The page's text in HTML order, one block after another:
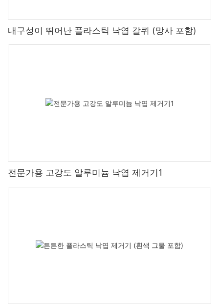
내구성이 뛰어난 플라스틱 낙엽 갈퀴 (망사 포함)
전문가용 고강도 알루미늄 낙엽 제거기1